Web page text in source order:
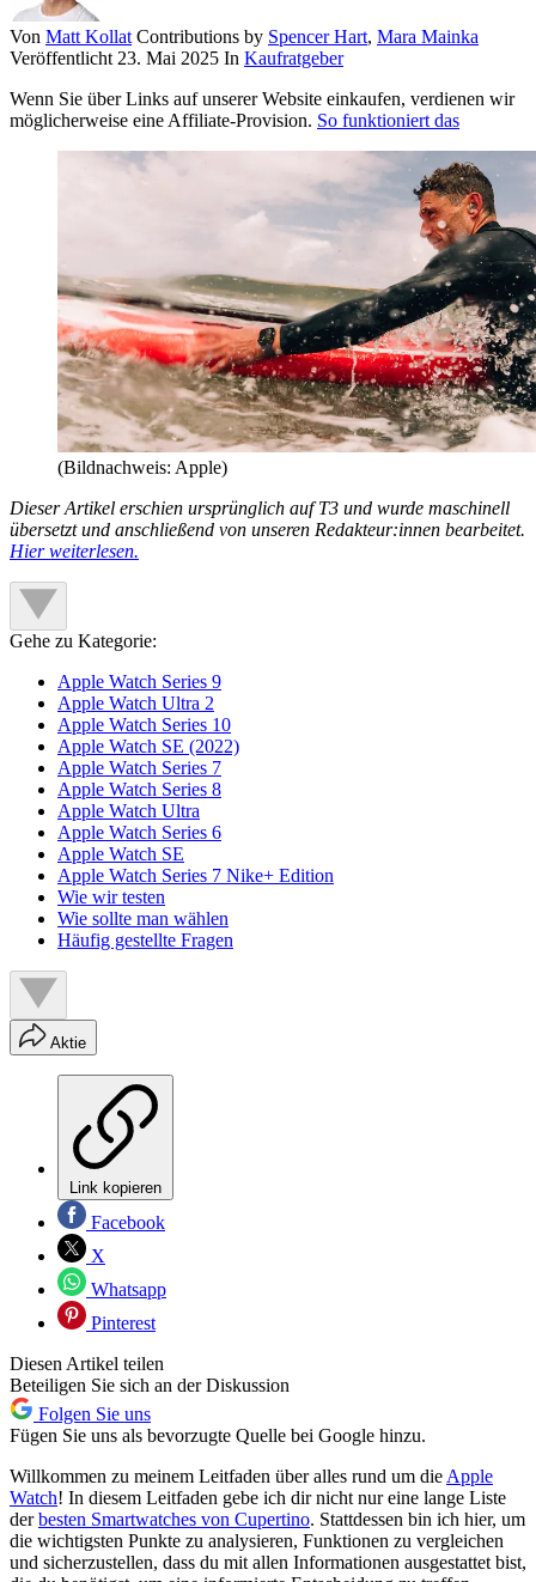
Von Matt Kollat Contributions by Spencer Hart, Mara Mainka
Veröffentlicht 23. Mai 2025 In Kaufratgeber
Wenn Sie über Links auf unserer Website einkaufen, verdienen wir
möglicherweise eine Affiliate-Provision. So funktioniert das
(Bildnachweis: Apple)
Dieser Artikel erschien ursprünglich auf T3 und wurde maschinell
übersetzt und anschließend von unseren Redakteur:innen bearbeitet.
Hier weiterlesen.
Gehe zu Kategorie:
Apple Watch Series 9
Apple Watch Ultra 2
Apple Watch Series 10
Apple Watch SE (2022)
Apple Watch Series 7
Apple Watch Series 8
Apple Watch Ultra
Apple Watch Series 6
Apple Watch SE
Apple Watch Series 7 Nike+ Edition
Wie wir testen
Wie sollte man wählen
Häufig gestellte Fragen
Aktie
Link kopieren
Facebook
X
Whatsapp
Pinterest
Diesen Artikel teilen
Beteiligen Sie sich an der Diskussion
Folgen Sie uns
Fügen Sie uns als bevorzugte Quelle bei Google hinzu.
Willkommen zu meinem Leitfaden über alles rund um die Apple
Watch! In diesem Leitfaden gebe ich dir nicht nur eine lange Liste
derbesten Smartwatches von Cupertino. Stattdessen bin ich hier, um
die wichtigsten Punkte zu analysieren, Funktionen zu vergleichen
und sicherzustellen, dass du mit allen Informationen ausgestattet bist,